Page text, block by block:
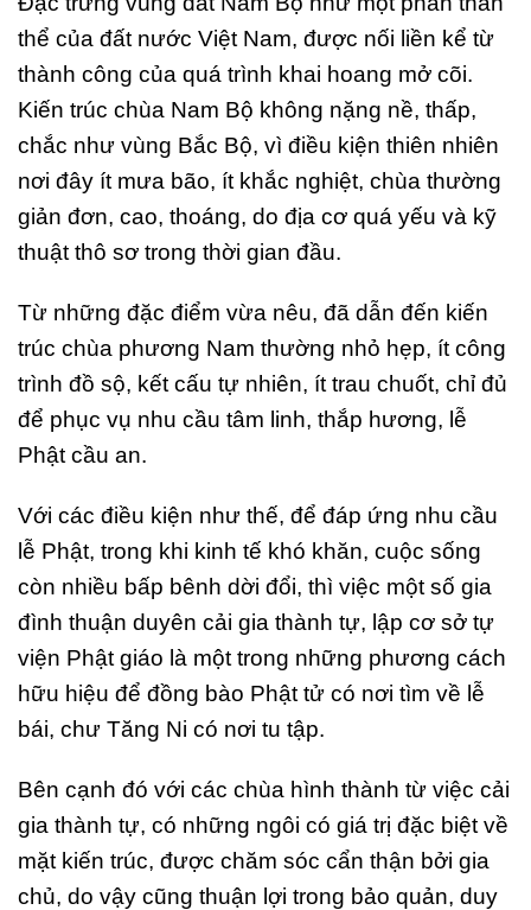
thể của đất nước Việt Nam, được nối liền kể từ
thành công của quá trình khai hoang mở cõi.
Kiến trúc chùa Nam Bộ không nặng nề, thấp,
chắc như vùng Bắc Bộ, vì điều kiện thiên nhiên
nơi đây ít mưa bão, ít khắc nghiệt, chùa thường
giản đơn, cao, thoáng, do địa cơ quá yếu và kỹ
thuật thô sơ trong thời gian đầu.
Từ những đặc điểm vừa nêu, đã dẫn đến kiến
trúc chùa phương Nam thường nhỏ hẹp, ít công
trình đồ sộ, kết cấu tự nhiên, ít trau chuốt, chỉ đủ
để phục vụ nhu cầu tâm linh, thắp hương, lễ
Phật cầu an.
Với các điều kiện như thế, để đáp ứng nhu cầu
lễ Phật, trong khi kinh tế khó khăn, cuộc sống
còn nhiều bấp bênh dời đổi, thì việc một số gia
đình thuận duyên cải gia thành tự, lập cơ sở tự
viện Phật giáo là một trong những phương cách
hữu hiệu để đồng bào Phật tử có nơi tìm về lễ
bái, chư Tăng Ni có nơi tu tập.
Bên cạnh đó với các chùa hình thành từ việc cải
gia thành tự, có những ngôi có giá trị đặc biệt về
mặt kiến trúc, được chăm sóc cẩn thận bởi gia
chủ, do vậy cũng thuận lợi trong bảo quản, duy